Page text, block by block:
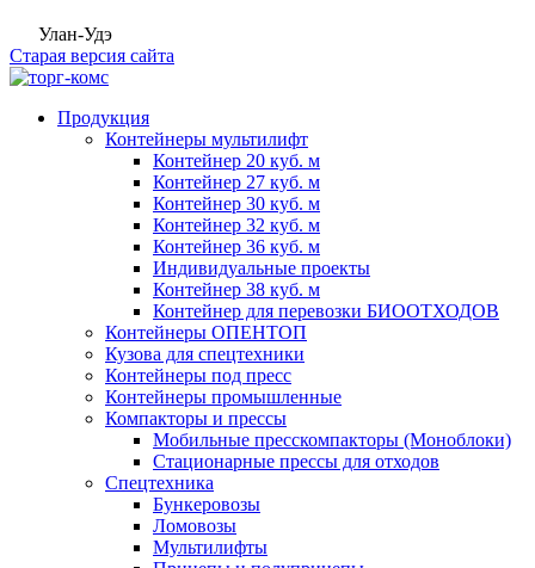
Улан-Удэ
Старая версия сайта
Продукция
Контейнеры мультилифт
Контейнер 20 куб. м
Контейнер 27 куб. м
Контейнер 30 куб. м
Контейнер 32 куб. м
Контейнер 36 куб. м
Индивидуальные проекты
Контейнер 38 куб. м
Контейнер для перевозки БИООТХОДОВ
Контейнеры ОПЕНТОП
Кузова для спецтехники
Контейнеры под пресс
Контейнеры промышленные
Компакторы и прессы
Мобильные пресскомпакторы (Моноблоки)
Стационарные прессы для отходов
Спецтехника
Бункеровозы
Ломовозы
Мультилифты